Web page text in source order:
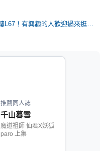
推薦同人誌
千山暮雪
魔道祖師 仙君X妖狐
paro 上集